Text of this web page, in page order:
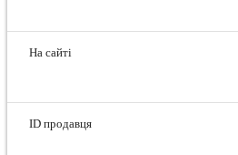
На сайті
ID продавця